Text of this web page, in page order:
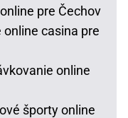
pre Čechov
online casina pre
online
športy online